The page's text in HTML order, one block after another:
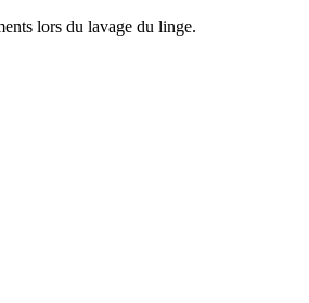
lors du lavage du linge.